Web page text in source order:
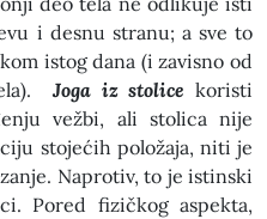
i desnu stranu; a sve to
istog dana (i zavisno od
Joga iz stolice koristi
vežbi, ali stolica nije
stojećih položaja, niti je
Naprotiv, to je istinski
Pored fizičkog aspekta,